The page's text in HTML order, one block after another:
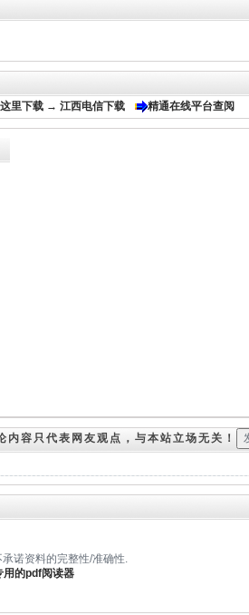
里下载 → 江西电信下载 精通在线平台查阅
内容只代表网友观点，与本站立场无关！
诺资料的完整性/准确性.
用的pdf阅读器